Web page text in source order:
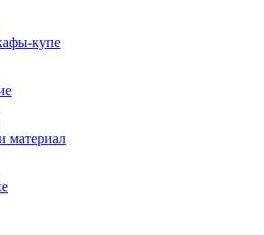
купе
материал